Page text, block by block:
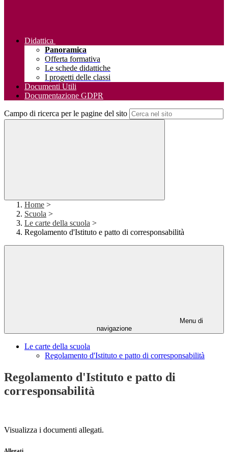
Didattica
Panoramica
Offerta formativa
Le schede didattiche
I progetti delle classi
Documenti Utili
Documentazione GDPR
Campo di ricerca per le pagine del sito
Home >
Scuola >
Le carte della scuola >
Regolamento d'Istituto e patto di corresponsabilità
Menu di
navigazione
Le carte della scuola
Regolamento d'Istituto e patto di corresponsabilità
Regolamento d'Istituto e patto di
corresponsabilità
Visualizza i documenti allegati.
Allegati